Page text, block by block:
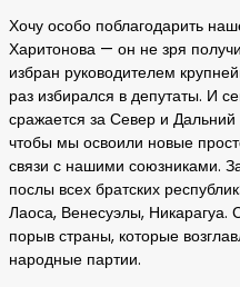
Хочу особо поблагодарить
Харитонова — он не зря
избран руководителем
раз избирался в депутаты. И
сражается за Север и Дальний
чтобы мы освоили новые
связи с нашими союзниками.
послы всех братских
Лаоса, Венесуэлы,
порыв страны, которые
народные партии.